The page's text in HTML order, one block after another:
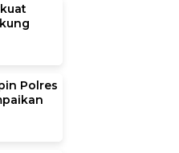
Polres